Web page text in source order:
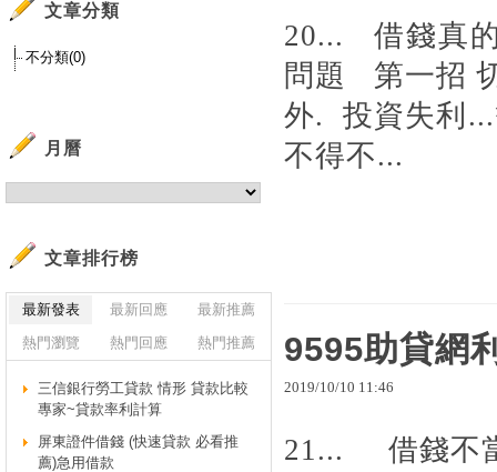
20... 借錢真
問題 第一招
外. 投資失利
不得不...
9595助貸網
2019/10/10 11:46
21... 借錢不
文章分類
不分類(0)
月曆
文章排行榜
最新發表 最新回應
最新推薦
熱門瀏覽
熱門回應 熱門推薦
三信銀行勞工貸款 情形 貸款比較
專家~貸款率利計算
屏東證件借錢 (快速貸款 必看推
薦)急用借款